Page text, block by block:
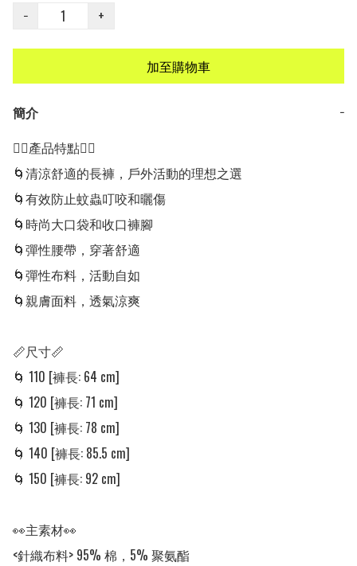
−
+
加至購物車
簡介
−
👍🏻產品特點👍🏻
🌀清涼舒適的長褲，戶外活動的理想之選
🌀有效防止蚊蟲叮咬和曬傷
🌀時尚大口袋和收口褲腳
🌀彈性腰帶，穿著舒適
🌀彈性布料，活動自如
🌀親膚面料，透氣涼爽
📏尺寸📏
🌀 110 [褲長: 64 cm]
🌀 120 [褲長: 71 cm]
🌀 130 [褲長: 78 cm]
🌀 140 [褲長: 85.5 cm]
🌀 150 [褲長: 92 cm]
👀主素材👀
<針織布料> 95% 棉，5% 聚氨酯